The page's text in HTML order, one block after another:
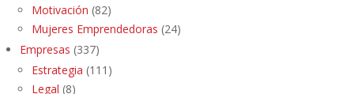
Motivación (82)
Mujeres Emprendedoras (24)
Empresas (337)
Estrategia (111)
Legal (8)